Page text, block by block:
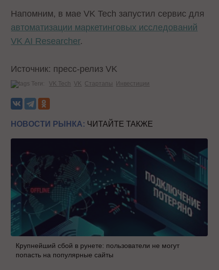
Напомним, в мае VK Tech запустил сервис для
автоматизации маркетинговых исследований
VK AI Researcher.
Источник: пресс-релиз VK
Теги: VK Tech VK Стартапы Инвестиции
НОВОСТИ РЫНКА: ЧИТАЙТЕ ТАКЖЕ
Крупнейший сбой в рунете: пользователи не могут
попасть на популярные сайты